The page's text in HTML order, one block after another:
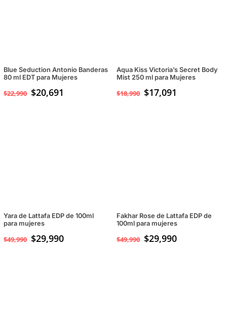
Blue Seduction Antonio Banderas
80 ml EDT para Mujeres
$22,990 $20,691
Aqua Kiss Victoria’s Secret Body
Mist 250 ml para Mujeres
$18,990 $17,091
Yara de Lattafa EDP de 100ml
para mujeres
$49,990 El
$29,990El
Fakhar Rose de Lattafa EDP de
100ml para mujeres
$49,990 El
$29,990El